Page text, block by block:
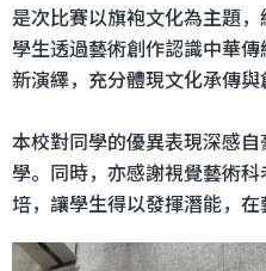
是次比賽以旗袍文化為主題
學生透過藝術創作認識中華
新演繹，充分體現文化承傳與
本校對同學的優異表現深感
學。同時，亦感謝視覺藝術
培，讓學生得以發揮潛能，在